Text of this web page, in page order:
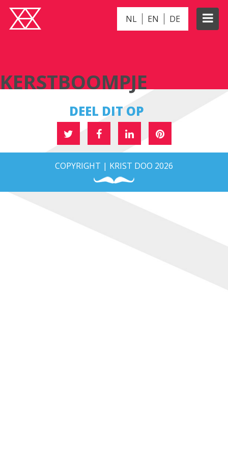
NL EN DE
KERSTBOOMPJE
DEEL DIT OP
COPYRIGHT | KRIST DOO 2026